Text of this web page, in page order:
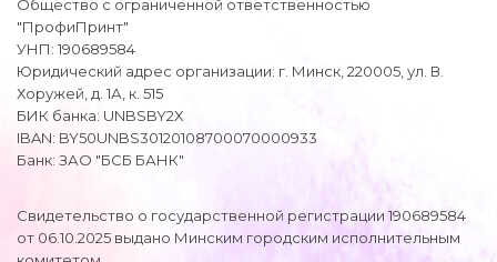
Общество с ограниченной ответственностью
"ПрофиПринт"
УНП: 190689584
Юридический адрес организации: г. Минск, 220005, ул. В.
Хоружей, д. 1А, к. 515
БИК банка: UNBSBY2X
IBAN: BY50UNBS30120108700070000933
Банк: ЗАО "БСБ БАНК"
Свидетельство о государственной регистрации 190689584
от 06.10.2025 выдано Минским городским исполнительным